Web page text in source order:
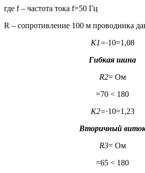
где f – частота тока f=50 Гц
R – сопротивление 100 м проводника
К1=∙10=1,08
Гибкая шина
R2= Ом
=70 < 180
К2=∙10=1,23
Вторичный
R3= Ом
=65 < 180